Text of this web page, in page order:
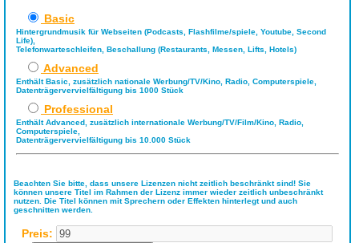
Basic
Hintergrundmusik für Webseiten (Podcasts, Flashfilme/spiele, Youtube, Second
Life),
Telefonwarteschleifen, Beschallung (Restaurants, Messen, Lifts, Hotels)
Advanced
Enthält Basic, zusätzlich nationale Werbung/TV/Kino, Radio, Computerspiele,
Datenträgervervielfältigung bis 1000 Stück
Professional
Enthält Advanced, zusätzlich internationale Werbung/TV/Film/Kino, Radio,
Computerspiele,
Datenträgervervielfältigung bis 10.000 Stück
Beachten Sie bitte, dass unsere Lizenzen nicht zeitlich beschränkt sind! Sie
können unsere Titel im Rahmen der Lizenz immer wieder zeitlich unbeschränkt
nutzen. Die Titel können mit Sprechern oder Effekten hinterlegt und auch
geschnitten werden.
Preis: